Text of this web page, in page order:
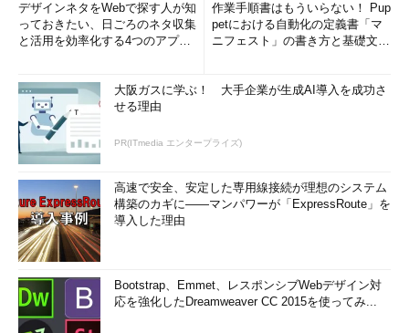
デザインネタをWebで探す人が知
っておきたい、日ごろのネタ収集
と活用を効率化する4つのアプリ
作業手順書はもういらない！ Pup
petにおける自動化の定義書「マ
ニフェスト」の書き方と基礎文法
大阪ガスに学ぶ！ 大手企業が生成AI導入を成功さ
せる理由
PR(ITmedia エンタープライズ)
高速で安全、安定した専用線接続が理想のシステム
構築のカギに――マンパワーが「ExpressRoute」を
導入した理由
Bootstrap、Emmet、レスポンシブWebデザイン対
応を強化したDreamweaver CC 2015を使ってみ...